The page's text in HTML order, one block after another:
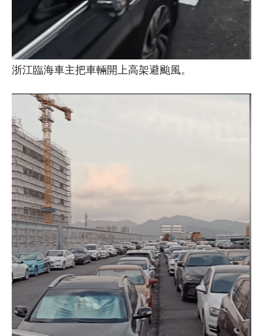
浙江臨海車主把車輛開上高架避颱風。